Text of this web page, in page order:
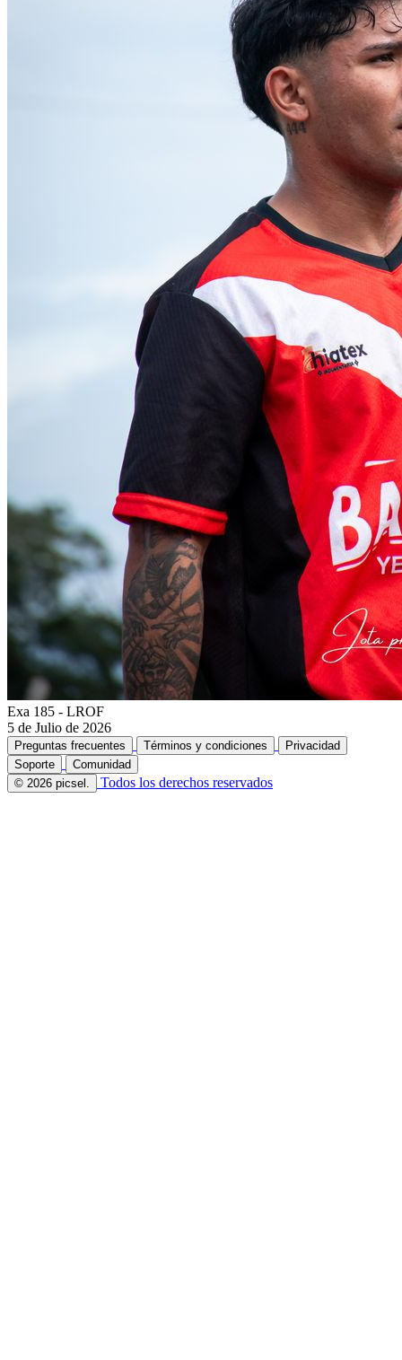
Exa 185 - LROF
5 de Julio de 2026
Preguntas frecuentes Términos y condiciones
Privacidad
Soporte
Comunidad
© 2026 picsel.
Todos los derechos reservados